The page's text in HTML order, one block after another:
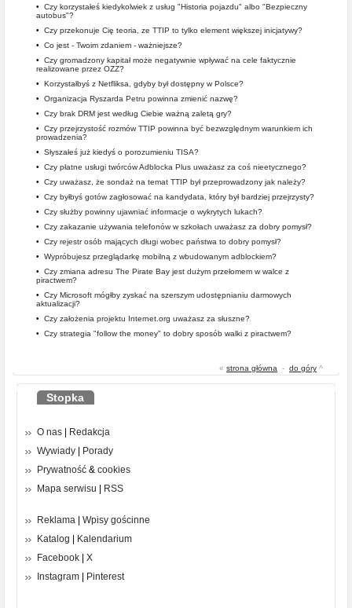
• Czy korzystałeś kiedykolwiek z usług "Historia pojazdu" albo "Bezpieczny
autobus"?
• Czy przekonuje Cię teoria, ze TTIP to tylko element większej inicjatywy?
• Co jest - Twoim zdaniem - ważniejsze?
• Czy gromadzony kapitał może negatywnie wpływać na cele faktycznie
realizowane przez OZZ?
• Korzystałbyś z Netfliksa, gdyby był dostępny w Polsce?
• Organizacja Ryszarda Petru powinna zmienić nazwę?
• Czy brak DRM jest według Ciebie ważną zaletą gry?
• Czy przejrzystość rozmów TTIP powinna być bezwzględnym warunkiem ich
prowadzenia?
• Słyszałeś już kiedyś o porozumieniu TISA?
• Czy płatne usługi twórców Adblocka Plus uważasz za coś nieetycznego?
• Czy uważasz, że sondaż na temat TTIP był przeprowadzony jak należy?
• Czy byłbyś gotów zagłosować na kandydata, który był bardziej przejrzysty?
• Czy służby powinny ujawniać informacje o wykrytych lukach?
• Czy zakazanie używania telefonów w szkołach uważasz za dobry pomysł?
• Czy rejestr osób mających długi wobec państwa to dobry pomysł?
• Wypróbujesz przeglądarkę mobilną z wbudowanym adblockiem?
• Czy zmiana adresu The Pirate Bay jest dużym przełomem w walce z
piractwem?
• Czy Microsoft mógłby zyskać na szerszym udostępnianiu darmowych
aktualizacji?
• Czy założenia projektu Internet.org uważasz za słuszne?
• Czy strategia "follow the money" to dobry sposób walki z piractwem?
« strona główna - do góry ^
Stopka
O nas
Redakcja
Wywiady
Porady
Prywatność & cookies
Mapa serwisu
RSS
Reklama
Wpisy gościnne
Katalog
Kalendarium
Facebook
X
Instagram
Pinterest